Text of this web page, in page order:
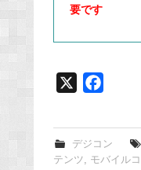
要です
e
b
デジコン
テンツ, モバイル